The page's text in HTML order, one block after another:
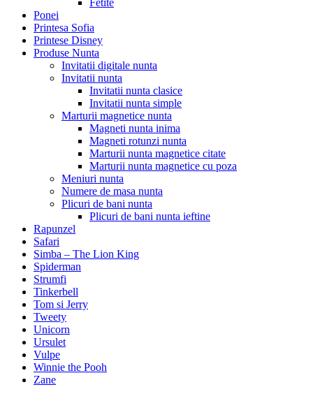
Fetite
Ponei
Printesa Sofia
Printese Disney
Produse Nunta
Invitatii digitale nunta
Invitatii nunta
Invitatii nunta clasice
Invitatii nunta simple
Marturii magnetice nunta
Magneti nunta inima
Magneti rotunzi nunta
Marturii nunta magnetice citate
Marturii nunta magnetice cu poza
Meniuri nunta
Numere de masa nunta
Plicuri de bani nunta
Plicuri de bani nunta ieftine
Rapunzel
Safari
Simba – The Lion King
Spiderman
Strumfi
Tinkerbell
Tom si Jerry
Tweety
Unicorn
Ursulet
Vulpe
Winnie the Pooh
Zane